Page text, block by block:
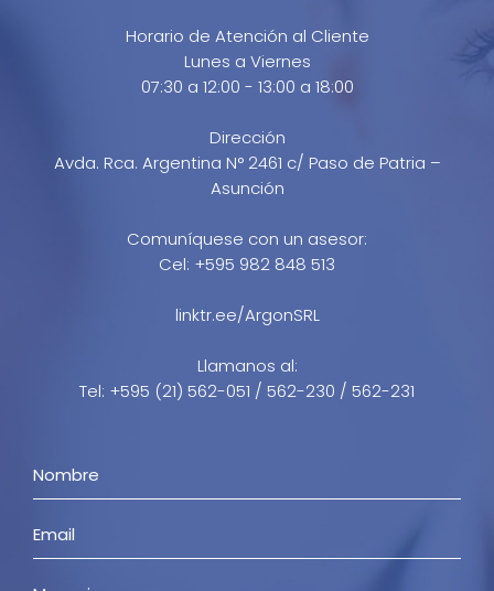
Horario de Atención al Cliente
Lunes a Viernes
07:30 a 12:00 - 13:00 a 18:00
Dirección
Avda. Rca. Argentina N° 2461 c/ Paso de Patria –
Asunción
Comuníquese con un asesor:
Cel: +595 982 848 513
linktr.ee/ArgonSRL
Llamanos al:
Tel: +595 (21) 562-051 / 562-230 / 562-231